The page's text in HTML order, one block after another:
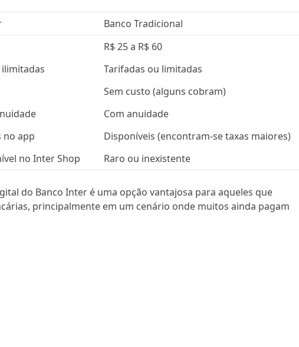
Banco Tradicional
R$ 25 a R$ 60
Tarifadas ou limitadas
Sem custo (alguns cobram)
Com anuidade
no app
Disponíveis (encontram-se taxas maiores)
no Inter Shop Raro ou inexistente
do Banco Inter é uma opção vantajosa para aqueles que
principalmente em um cenário onde muitos ainda pagam